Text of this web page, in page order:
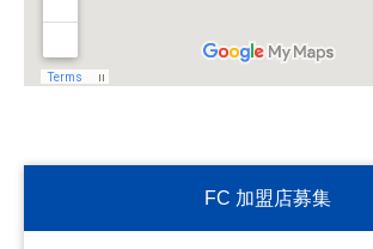
FC 加盟店募集